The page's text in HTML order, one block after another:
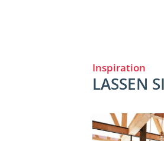
Inspiration
LASSEN